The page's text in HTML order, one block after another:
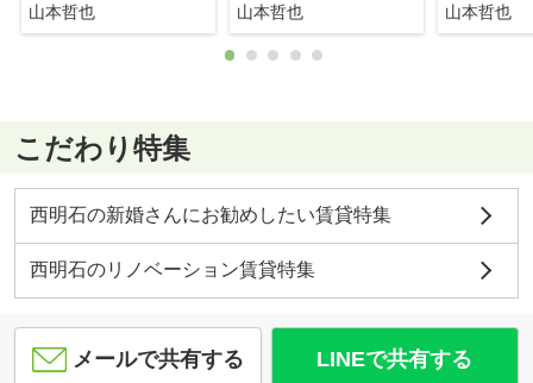
山本哲也 山本哲也 山本哲也
こだわり特集
西明石の新婚さんにお勧めしたい賃貸特集
西明石のリノベーション賃貸特集
メールで共有する LINEで共有する